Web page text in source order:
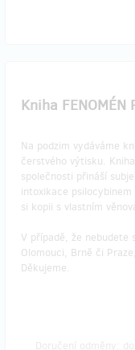
Kniha FENOMÉN
Na podzim vydáváme
čerstvého výtisku.
společnosti přináší
intoxikace
si kopii s vlastním
V případě, že nebudete
Olomouci, Brně či
Děkujeme.